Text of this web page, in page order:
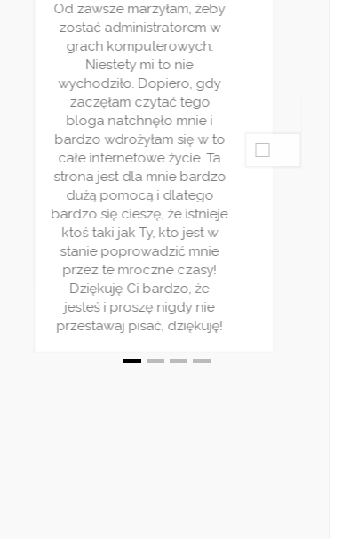
Od zawsze marzyłam, żeby
zostać administratorem w
grach komputerowych.
Niestety mi to nie
wychodziło. Dopiero, gdy
zaczęłam czytać tego
bloga natchnęło mnie i
bardzo wdrożyłam się w to
całe internetowe życie. Ta
strona jest dla mnie bardzo
dużą pomocą i dlatego
bardzo się cieszę, że istnieje
ktoś taki jak Ty, kto jest w
stanie poprowadzić mnie
przez te mroczne czasy!
Dziękuję Ci bardzo, że
jesteś i proszę nigdy nie
przestawaj pisać, dziękuję!